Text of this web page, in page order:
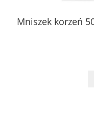
Mniszek korzeń